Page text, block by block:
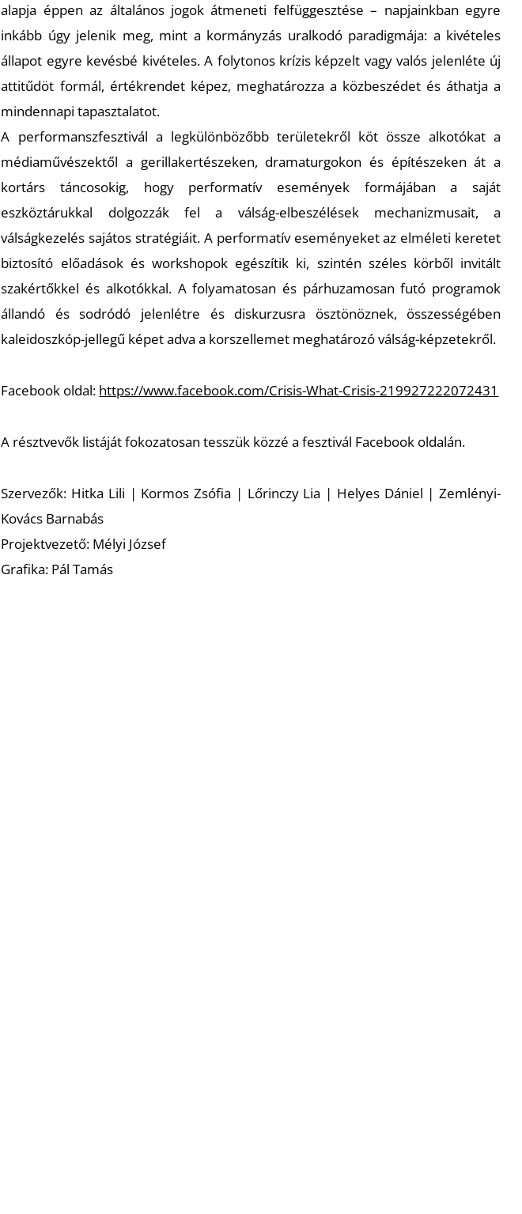
alapja éppen az általános jogok átmeneti felfüggesztése – napjainkban egyre
inkább úgy jelenik meg, mint a kormányzás uralkodó paradigmája: a kivételes
állapot egyre kevésbé kivételes. A folytonos krízis képzelt vagy valós jelenléte új
attitűdöt formál, értékrendet képez, meghatározza a közbeszédet és áthatja a
mindennapi tapasztalatot.
A performanszfesztivál a legkülönbözőbb területekről köt össze alkotókat a
médiaművészektől a gerillakertészeken, dramaturgokon és építészeken át a
kortárs táncosokig, hogy performatív események formájában a saját
eszköztárukkal dolgozzák fel a válság-elbeszélések mechanizmusait, a
válságkezelés sajátos stratégiáit. A performatív eseményeket az elméleti keretet
biztosító előadások és workshopok egészítik ki, szintén széles körből invitált
szakértőkkel és alkotókkal. A folyamatosan és párhuzamosan futó programok
állandó és sodródó jelenlétre és diskurzusra ösztönöznek, összességében
kaleidoszkóp-jellegű képet adva a korszellemet meghatározó válság-képzetekről.
Facebook oldal: https://www.facebook.com/Crisis-What-Crisis-219927222072431
A résztvevők listáját fokozatosan tesszük közzé a fesztivál Facebook oldalán.
Szervezők: Hitka Lili | Kormos Zsófia | Lőrinczy Lia | Helyes Dániel | Zemlényi-
Kovács Barnabás
Projektvezető: Mélyi József
Grafika: Pál Tamás